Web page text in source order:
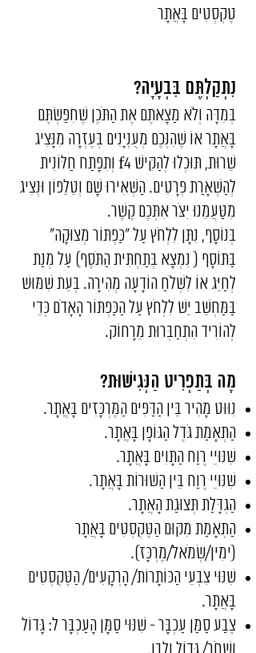
טֶקְסְטִים בָּאֲתָר
נִתְקַלְתֶּם בִּבְעָיָה?
בְּמִדָּה וְלֹא מַצָאתֶם אֶת הַתֹּכֶן שֶׁחִפַּשְׂתֶּם
בָּאֲתָר אוֹ שֶׁהִנְּכֶם מְעֻנְיָנִים בְּעֶזְרָה מִנָּצִיג
שֵׁרוּת, תּוּכְלוּ לְהַקִּישׁ f4 וְתִפָּתַח חַלּוֹנִית
לְהַשְׁאָרַת פְּרָטִים. הַשְׁאִירוּ שָׁם וְטֵלֵפוֹן וּנְצִיג
מִטַּעֲמֵנוּ יִצֹּר אִתְּכֶם קֶשֶׁר.
בְּנוֹסָף, נִתָּן לִלְחֹץ עַל "כַּפְתּוֹר מְצוּקָה"
בַּתּוֹסָף ( נִמְצָא בְּתַחְתִּית הַתֹּסֶף) עַל מְנַת
לְחַיֵּג אוֹ לִשְׁלֹחַ הוֹדָעָה מְהִירָה. בְּעֵת שִׁמּוּשׁ
בַּמַּחְשֵׁב יֵשׁ לִלְחֹץ עַל הַכַּפְתּוֹר הָאָדֹם כְּדֵי
לְהוֹרִיד הִתְחַבְּרוּת מֵרָחוֹק.
מָה בְּתַפְרִיט הַנְּגִישׁוּת?
נִוּוּט מָהִיר בֵּין הַדַּפִּים הַמֶּרְכָּזִים בָּאֲתָר.
הַתְאָמַת גֹּדֶל הַגּוֹפָן בָּאֲתָר.
שִׁנּוּיֵי רֶוַח הַתָּוִים בָּאֲתָר.
שִׁנּוּיֵי רֶוַח בֵּין הַשּׁוּרוֹת בָּאֲתָר.
הַגְדָּלַת תְּצוּגַת הָאֲתָר.
הַתְאָמַת מִקּוּם הַטֶּקְסְטִים בָּאֲתָר
(ימִין/שְׂמֹאל/מֶרְכָּז).
שִׁנּוּי צִבְעֵי הַכּוֹתָרוֹת/ הָרְקָעִים/ הַטֶּקְסְטִים
בָּאֲתָר.
צֶבַע סַמַּן עַכְבָּר - שִׁנּוּי סַמָּן הָעַכְבָּר ל: גָּדוֹל